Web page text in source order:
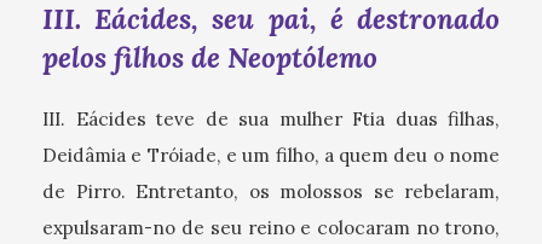
III. Eácides, seu pai, é destronado
pelos filhos de Neoptólemo
III. Eácides teve de sua mulher Ftia duas filhas,
Deidâmia e Tróiade, e um filho, a quem deu o nome
de Pirro. Entretanto, os molossos se rebelaram,
expulsaram-no de seu reino e colocaram no trono,